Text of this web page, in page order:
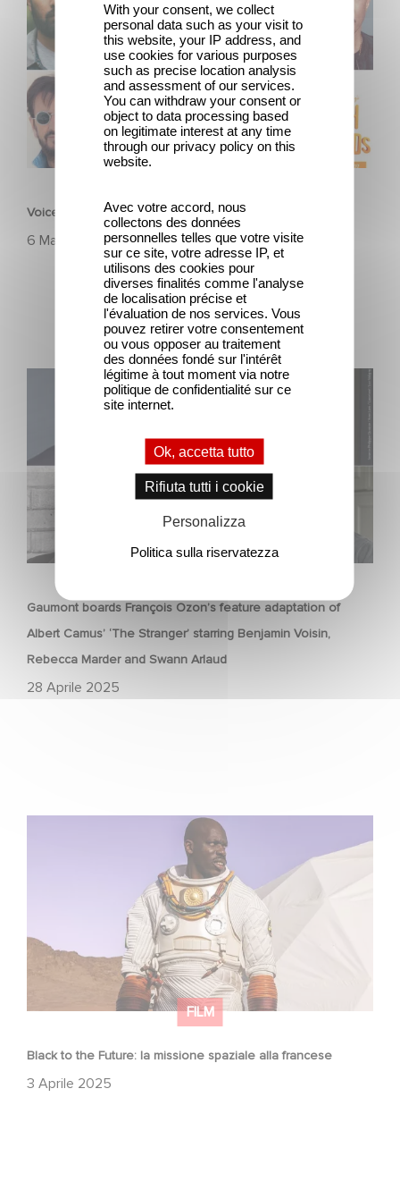
Voice Cast Revealed for High in the Clouds
6 Maggio 2025
Gaumont boards François Ozon’s feature adaptation of
Albert Camus’ ‘The Stranger’ starring Benjamin Voisin,
Rebecca Marder and Swann Arlaud
28 Aprile 2025
Gaumont boards François Ozon’s feature adaptation of
Albert Camus’ ‘The Stranger’ starring Benjamin Voisin,
FILM
Black to the Future: la missione spaziale alla francese
3 Aprile 2025
Black to the Future: la missione spaziale alla francese
With your consent, we collect
personal data such as your visit to
this website, your IP address, and
use cookies for various purposes
such as precise location analysis
and assessment of our services.
You can withdraw your consent or
object to data processing based
on legitimate interest at any time
through our privacy policy on this
website.
Avec votre accord, nous
collectons des données
personnelles telles que votre visite
sur ce site, votre adresse IP, et
utilisons des cookies pour
diverses finalités comme l'analyse
de localisation précise et
l'évaluation de nos services. Vous
pouvez retirer votre consentement
ou vous opposer au traitement
des données fondé sur l'intérêt
légitime à tout moment via notre
politique de confidentialité sur ce
site internet.
Ok, accetta tutto
Rifiuta tutti i cookie
Personalizza
Politica sulla riservatezza